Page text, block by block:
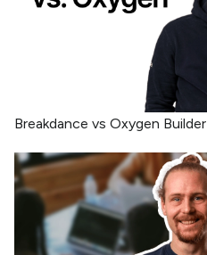
Breakdance vs Oxygen Builder